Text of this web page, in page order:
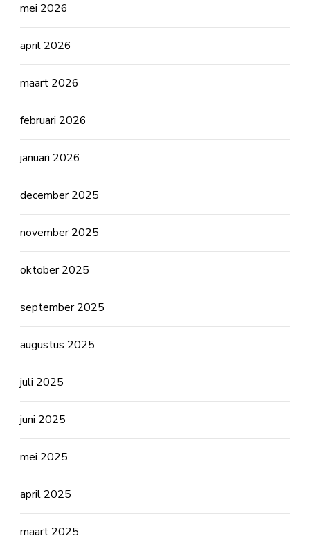
mei 2026
april 2026
maart 2026
februari 2026
januari 2026
december 2025
november 2025
oktober 2025
september 2025
augustus 2025
juli 2025
juni 2025
mei 2025
april 2025
maart 2025